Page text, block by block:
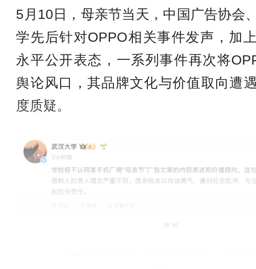
5月10日，母亲节当天，中国广告协会
学先后针对OPPO相关事件发声，加
永平公开表态，一系列事件再次将
舆论风口，其品牌文化与价值取向遭
度质疑。